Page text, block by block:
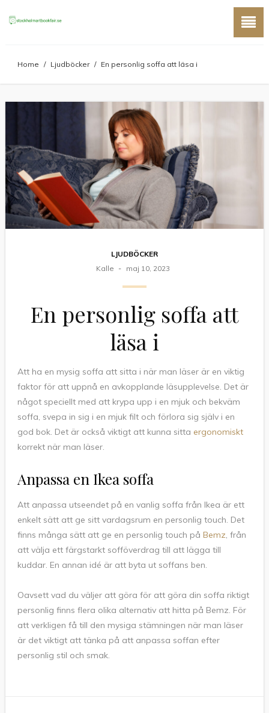
Home / Ljudböcker / En personlig soffa att läsa i
LJUDBÖCKER
Kalle
maj 10, 2023
En personlig soffa att
läsa i
Att ha en mysig soffa att sitta i när man läser är en viktig
faktor för att uppnå en avkopplande läsupplevelse. Det är
något speciellt med att krypa upp i en mjuk och bekväm
soffa, svepa in sig i en mjuk filt och förlora sig själv i en
god bok. Det är också viktigt att kunna sitta ergonomiskt
korrekt när man läser.
Anpassa en Ikea soffa
Att anpassa utseendet på en vanlig soffa från Ikea är ett
enkelt sätt att ge sitt vardagsrum en personlig touch. Det
finns många sätt att ge en personlig touch på Bemz, från
att välja ett färgstarkt sofföverdrag till att lägga till
kuddar. En annan idé är att byta ut soffans ben.
Oavsett vad du väljer att göra för att göra din soffa riktigt
personlig finns flera olika alternativ att hitta på Bemz. För
att verkligen få till den mysiga stämningen när man läser
är det viktigt att tänka på att anpassa soffan efter
personlig stil och smak.